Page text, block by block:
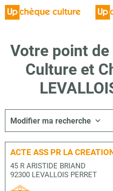
Votre point
Culture et
Modifier ma recherche
ACTE ASS PR LA
45 R ARISTIDE BRIAND
92300 LEVALLOIS PERRET